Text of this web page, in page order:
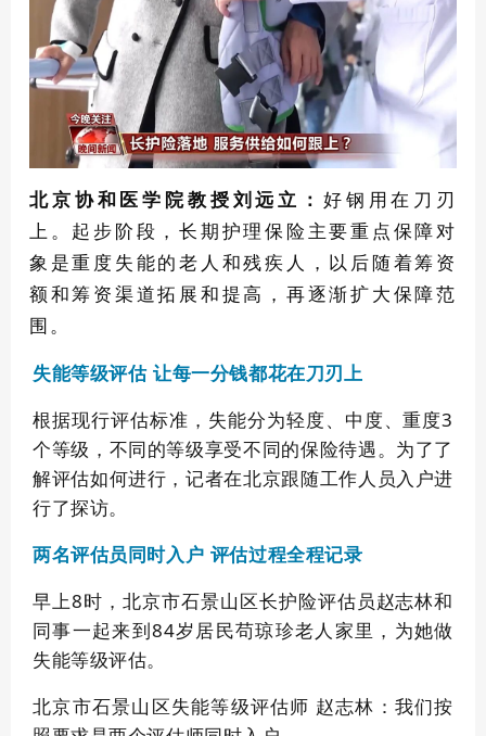
北京协和医学院教授刘远立： 好钢用在刀刃
上。起步阶段，长期护理保险主要重点保障对
象是重度失能的老人和残疾人，以后随着筹资
额和筹资渠道拓展和提高，再逐渐扩大保障范
围。
失能等级评估让每一分钱都花在刀刃上
根据现行评估标准，失能分为轻度、中度、重度3
个等级，不同的等级享受不同的保险待遇。为了了
解评估如何进行，记者在北京跟随工作人员入户进
行了探访。
两名评估员同时入户 评估过程全程记录
早上8时，北京市石景山区长护险评估员赵志林和
同事一起来到84岁居民苟琼珍老人家里，为她做
失能等级评估。
北京市石景山区失能等级评估师 赵志林： 我们按